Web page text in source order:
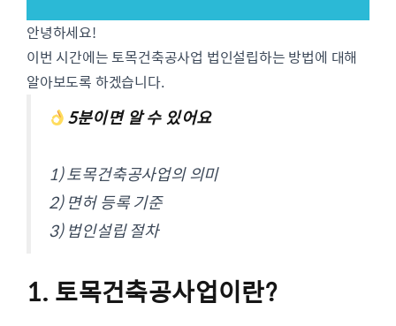
안녕하세요!
이번 시간에는 토목건축공사업 법인설립하는 방법에 대해
알아보도록 하겠습니다.
5분이면 알 수 있어요
1) 토목건축공사업의 의미
2) 면허 등록 기준
3) 법인설립 절차
1. 토목건축공사업이란?